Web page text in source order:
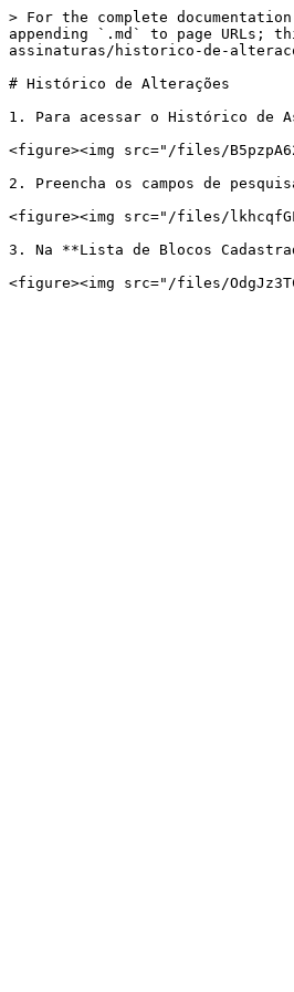
> For the complete
appending `.md` to page URLs;
assinaturas/historico-de-
# Histórico de Alterações
1. Para acessar o Histórico de
<figure><img src="/files/
2. Preencha os campos de
<figure><img src="/files/
3. Na **Lista de Blocos